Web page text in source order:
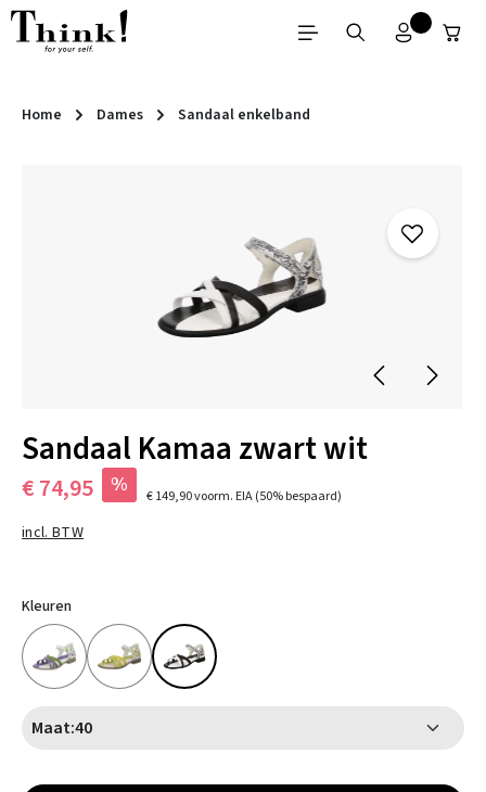
Ga naar de hoofdinhoud
Home Dames Sandaal enkelband
Sandaal Kamaa zwart wit
€ 74,95 % € 149,90voorm. EIA(50% bespaard)
incl. BTW
Kleuren
Maat:40